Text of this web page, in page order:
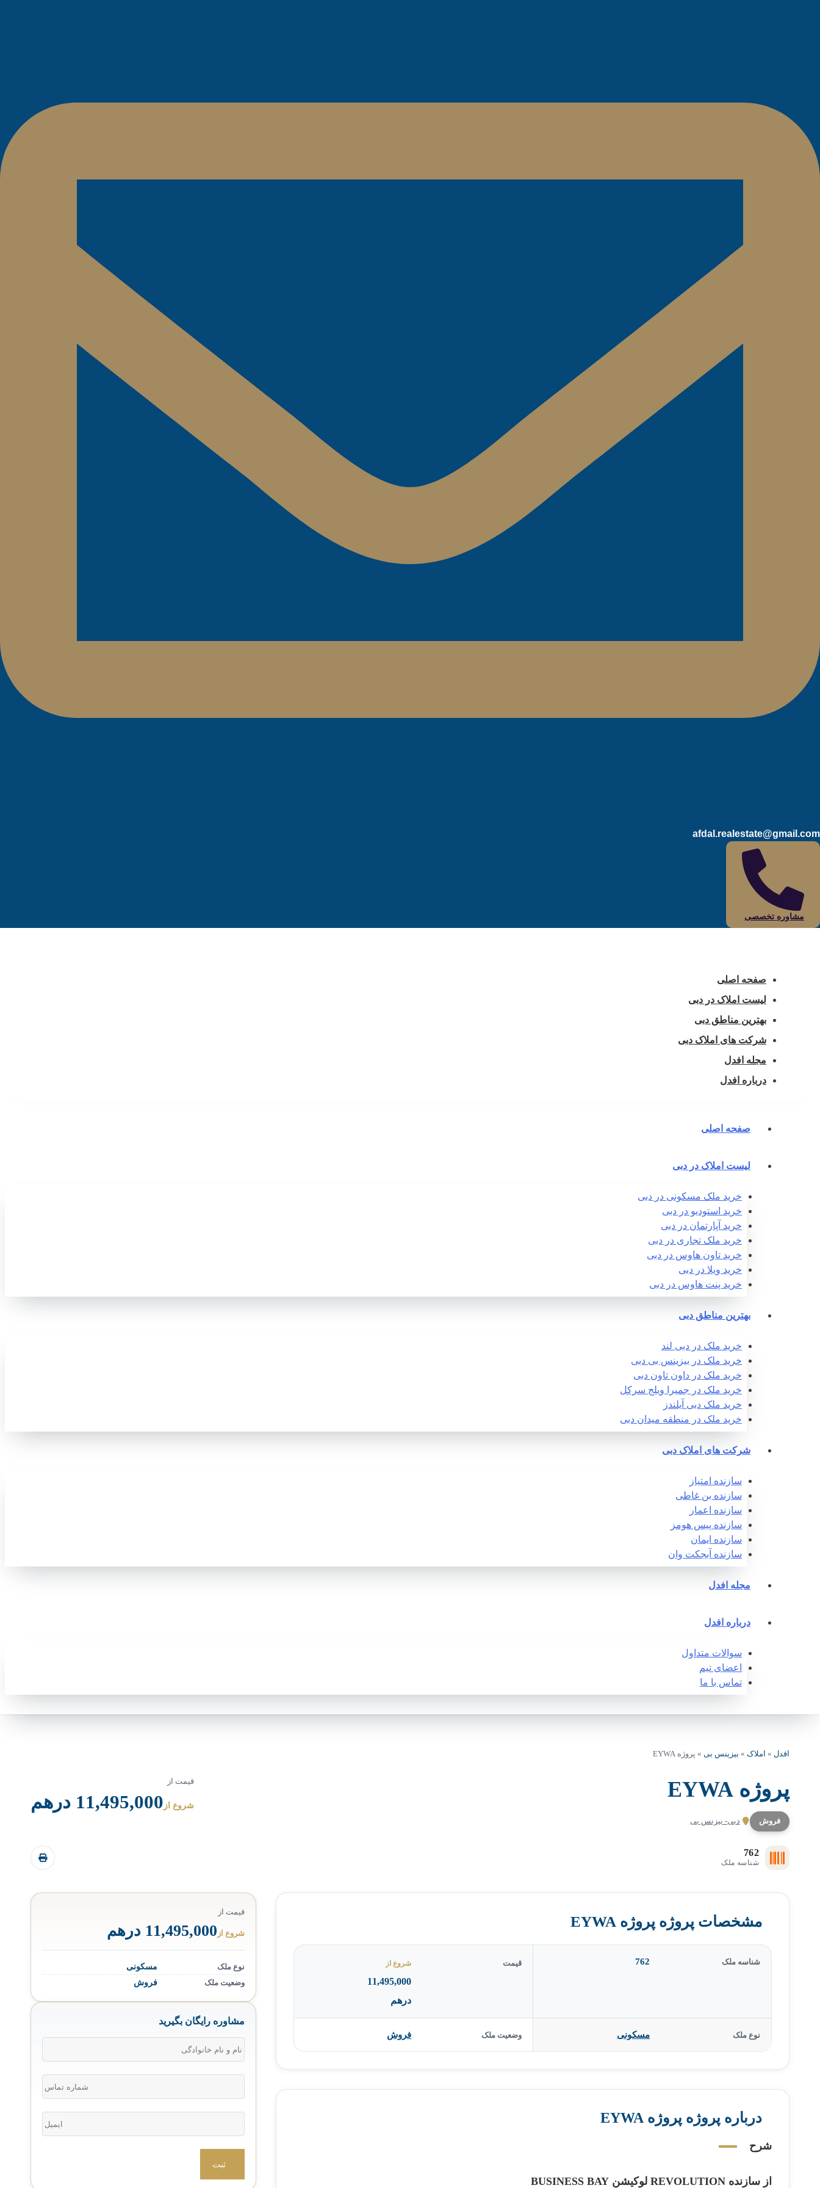
afdal.realestate@gmail.com
مشاوره تخصصی
صفحه اصلی
لیست املاک در دبی
بهترین مناطق دبی
شرکت های املاک دبی
مجله افدل
درباره افدل
صفحه اصلی
لیست املاک در دبی
خرید ملک مسکونی در دبی
خرید استودیو در دبی
خرید آپارتمان در دبی
خرید ملک تجاری در دبی
خرید تاون هاوس در دبی
خرید ویلا در دبی
خرید پنت هاوس در دبی
بهترین مناطق دبی
خرید ملک در دبی لند
خرید ملک در بیزینس بی دبی
خرید ملک در داون تاون دبی
خرید ملک در جمیرا ویلج سرکل
خرید ملک دبی آیلندز
خرید ملک در منطقه میدان دبی
شرکت های املاک دبی
سازنده امتیاز
سازنده بن غاطی
سازنده اعمار
سازنده پیس هومز
سازنده ایمان
سازنده آبجکت وان‎
مجله افدل
درباره افدل
سوالات متداول
اعضای تیم
تماس با ما
افدل » املاک » بیزینس بی » پروژه EYWA
پروژه EYWA
فروش دبی- بیزنس بی
قیمت از
شروع از 11,495,000 درهم
762
شناسه ملک
مشخصات پروژه پروژه EYWA
شناسه ملک 762 قیمت شروع از
11,495,000
درهم
نوع ملک مسکونی وضعیت ملک فروش
درباره پروژه پروژه EYWA
شرح
از سازنده REVOLUTION لوکیشن BUSINESS BAY
قیمت از
شروع از 11,495,000 درهم
نوع ملک
مسکونی
وضعیت ملک
فروش
مشاوره رایگان بگیرید